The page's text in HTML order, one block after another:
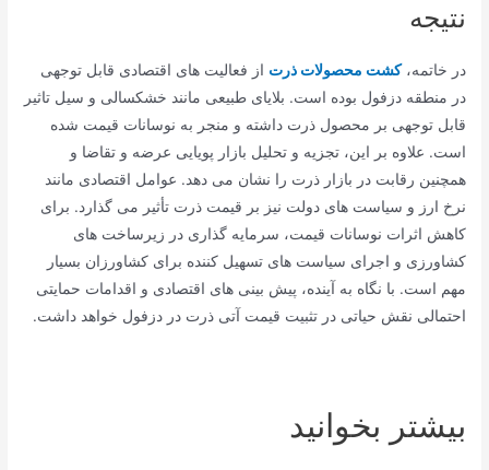
نتیجه
در خاتمه،کشت محصولات ذرت از فعالیت های اقتصادی قابل توجهی
در منطقه دزفول بوده است. بلایای طبیعی مانند خشکسالی و سیل تاثیر
قابل توجهی بر محصول ذرت داشته و منجر به نوسانات قیمت شده
است. علاوه بر این، تجزیه و تحلیل بازار پویایی عرضه و تقاضا و
همچنین رقابت در بازار ذرت را نشان می دهد. عوامل اقتصادی مانند
نرخ ارز و سیاست های دولت نیز بر قیمت ذرت تأثیر می گذارد. برای
کاهش اثرات نوسانات قیمت، سرمایه گذاری در زیرساخت های
کشاورزی و اجرای سیاست های تسهیل کننده برای کشاورزان بسیار
مهم است. با نگاه به آینده، پیش بینی های اقتصادی و اقدامات حمایتی
احتمالی نقش حیاتی در تثبیت قیمت آتی ذرت در دزفول خواهد داشت.
بیشتر بخوانید